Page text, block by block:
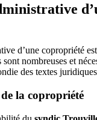
d’une copropriété
nombreuses et
des textes
la copropriété